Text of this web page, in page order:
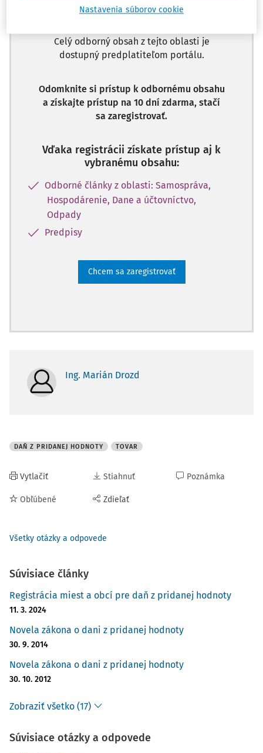
Celý odborný obsah z tejto oblasti je
dostupný predplatiteľom portálu.
Odomknite si prístup k odbornému obsahu
a získajte prístup na 10 dní zdarma, stačí
sa zaregistrovať.
Vďaka registrácii získate prístup aj k
vybranému obsahu:
Odborné články z oblasti: Samospráva,
Hospodárenie, Dane a účtovníctvo,
Odpady
Predpisy
Chcem sa zaregistrovať
Ing. Marián Drozd
DAŇ Z PRIDANEJ HODNOTY TOVAR
Vytlačiť
Obľúbené
Stiahnuť
Zdieľať
Poznámka
Všetky otázky a odpovede
Súvisiace články
Registrácia miest a obcí pre daň z pridanej hodnoty
11. 3. 2024
Novela zákona o dani z pridanej hodnoty
30. 9. 2014
Novela zákona o dani z pridanej hodnoty
30. 10. 2012
Zobraziť všetko (17)
Súvisiace otázky a odpovede
Nastavenia súborov cookie